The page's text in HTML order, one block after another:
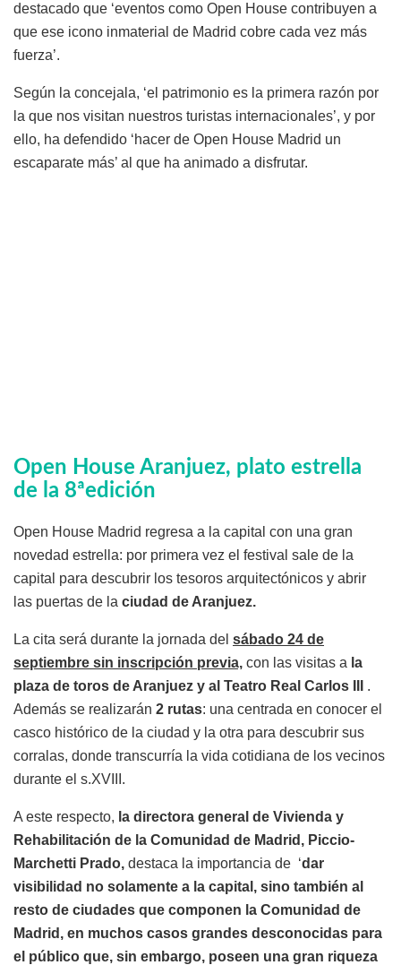
destacado que ‘eventos como Open House contribuyen a
que ese icono inmaterial de Madrid cobre cada vez más
fuerza’.
Según la concejala, ‘el patrimonio es la primera razón por
la que nos visitan nuestros turistas internacionales’, y por
ello, ha defendido ‘hacer de Open House Madrid un
escaparate más’ al que ha animado a disfrutar.
Open House Aranjuez, plato estrella
de la 8ªedición
Open House Madrid regresa a la capital con una gran
novedad estrella: por primera vez el festival sale de la
capital para descubrir los tesoros arquitectónicos y abrir
las puertas de la ciudad de Aranjuez.
La cita será durante la jornada del sábado 24 de
septiembre sin inscripción previa, con las visitas a la
plaza de toros de Aranjuez y al Teatro Real Carlos III
.
Además se realizarán 2 rutas: una centrada en conocer el
casco histórico de la ciudad y la otra para descubrir sus
corralas, donde transcurría la vida cotidiana de los vecinos
durante el s.XVIII.
A este respecto, la directora general de Vivienda y
Rehabilitación de la Comunidad de Madrid, Piccio-
Marchetti Prado, destaca la importancia de ‘dar
visibilidad no solamente a la capital, sino también al
resto de ciudades que componen la Comunidad de
Madrid, en muchos casos grandes desconocidas para
el público que, sin embargo, poseen una gran riqueza